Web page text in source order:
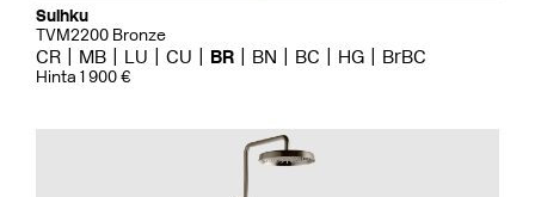
Suihku
TVM2200 Bronze
CR MB LU CU BR BN BC HG BrBC
Hinta 1 900 €